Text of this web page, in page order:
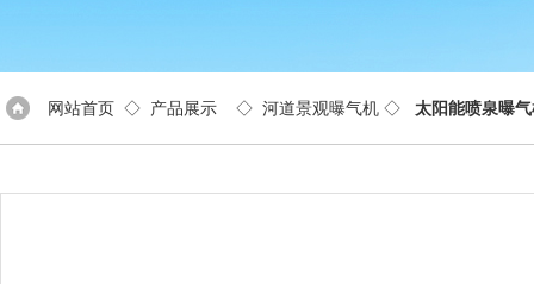
网站首页 ◇ 产品展示 ◇ 河道景观曝气机 ◇ 太阳能喷泉曝